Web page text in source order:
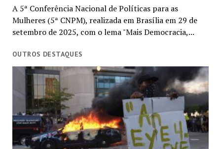
A 5ª Conferência Nacional de Políticas para as
Mulheres (5ª CNPM), realizada em Brasília em 29 de
setembro de 2025, com o lema "Mais Democracia,...
OUTROS DESTAQUES